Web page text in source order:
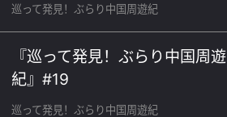
巡って発見！ぶらり中国周遊紀
『巡って発見！ぶらり中国周遊
紀』#19
巡って発見！ぶらり中国周遊紀